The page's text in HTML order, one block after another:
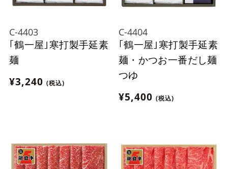
C-4403
｢鶴一屋｣寒打製手延素
麺
¥3,240 (税込)
C-4404
｢鶴一屋｣寒打製手延素
麺・かつお一番だし麺
つゆ
¥5,400 (税込)